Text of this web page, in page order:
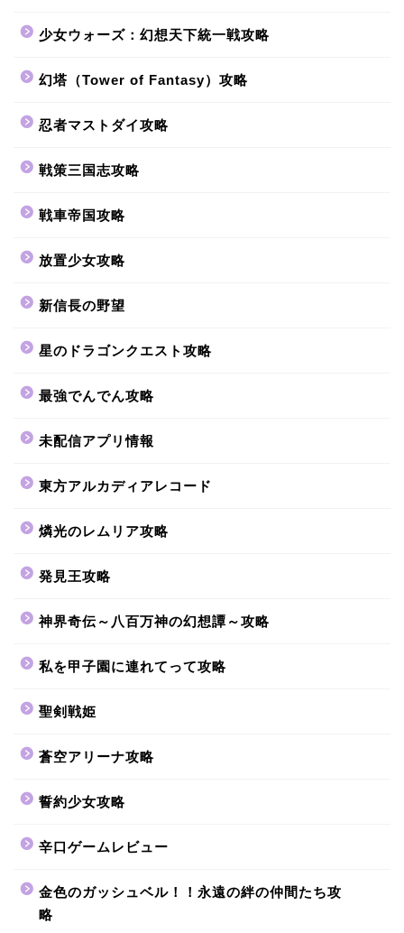
少女ウォーズ：幻想天下統一戦攻略
幻塔（Tower of Fantasy）攻略
忍者マストダイ攻略
戦策三国志攻略
戦車帝国攻略
放置少女攻略
新信長の野望
星のドラゴンクエスト攻略
最強でんでん攻略
未配信アプリ情報
東方アルカディアレコード
燐光のレムリア攻略
発見王攻略
神界奇伝～八百万神の幻想譚～攻略
私を甲子園に連れてって攻略
聖剣戦姫
蒼空アリーナ攻略
誓約少女攻略
辛口ゲームレビュー
金色のガッシュベル！！永遠の絆の仲間たち攻
略